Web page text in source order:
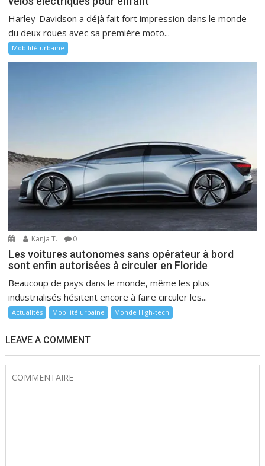
Harley-Davidson a déjà fait fort impression dans le monde
du deux roues avec sa première moto...
Mobilité urbaine
Kanja T. 0
Les voitures autonomes sans opérateur à bord
sont enfin autorisées à circuler en Floride
Beaucoup de pays dans le monde, même les plus
industrialisés hésitent encore à faire circuler les...
Actualités Mobilité urbaine Monde High-tech
LEAVE A COMMENT